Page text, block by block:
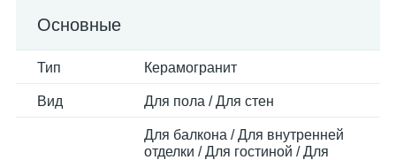
Основные
Тип Керамогранит
Вид Для пола / Для стен
Для балкона / Для внутренней
отделки / Для гостиной / Для